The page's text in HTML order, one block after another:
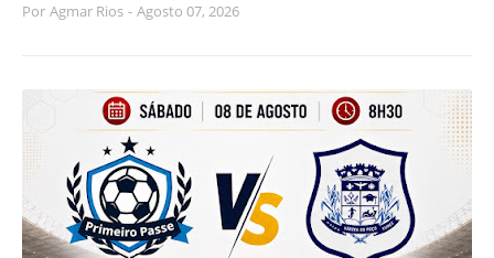
Por Agmar Rios - Agosto 07, 2026